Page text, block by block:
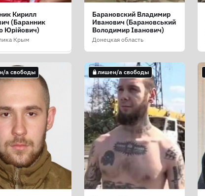
Роман
Роман
область
Кирилл
(Баранник
Юрійович)
Крым
Барановский Владимир
Иванович (Барановський
Володимир Іванович)
Донецкая область
а свободы
а свободы лишен/а свободы